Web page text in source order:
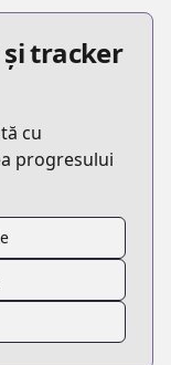
tracker
cu
progresului